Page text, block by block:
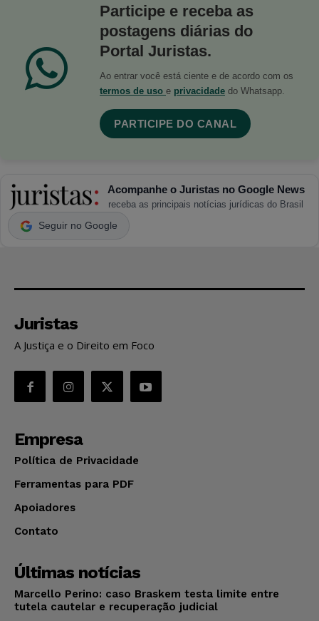
Participe e receba as
postagens diárias do
Portal Juristas.
Ao entrar você está ciente e de acordo com os
termos de uso e privacidade do Whatsapp.
PARTICIPE DO CANAL
Acompanhe o Juristas no Google News
receba as principais notícias jurídicas do Brasil
Seguir no Google
Juristas
A Justiça e o Direito em Foco
Empresa
Política de Privacidade
Ferramentas para PDF
Apoiadores
Contato
Últimas notícias
Marcello Perino: caso Braskem testa limite entre
tutela cautelar e recuperação judicial